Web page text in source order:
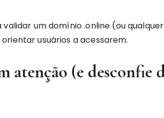
um domínio .online (ou
usuários a acessarem.
atenção (e desconfie